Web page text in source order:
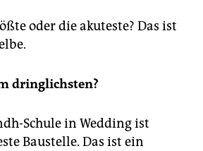
oder die akuteste? Das ist
dringlichsten?
Schule in Wedding ist
Baustelle. Das ist ein